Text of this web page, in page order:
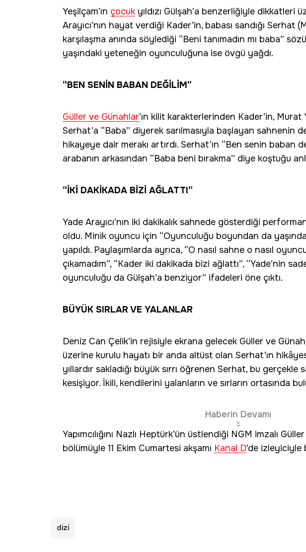
Yeşilçam’ın çocuk yıldızı Gülşah’a benzerliğiyle dikkatleri
Arayıcı’nın hayat verdiği Kader’in, babası sandığı Serhat
karşılaşma anında söylediği “Beni tanımadın mı baba”
yaşındaki yeteneğin oyunculuğuna ise övgü yağdı.
“BEN SENİN BABAN DEĞİLİM”
Güller ve Günahlar’ın kilit karakterlerinden Kader’in, Murat
Serhat’a “Baba” diyerek sarılmasıyla başlayan sahnenin
hikayeye dair merakı artırdı. Serhat’ın “Ben senin baban
arabanın arkasından “Baba beni bırakma” diye koştuğu
“İKİ DAKİKADA BİZİ AĞLATTI”
Yade Arayıcı’nın iki dakikalık sahnede gösterdiği
oldu. Minik oyuncu için “Oyunculuğu boyundan da
yapıldı. Paylaşımlarda ayrıca, “O nasıl sahne o nasıl
çıkamadım”, “Kader iki dakikada bizi ağlattı”, “Yade’nin
oyunculuğu da Gülşah’a benziyor” ifadeleri öne çıktı.
BÜYÜK SIRLAR VE YALANLAR
Deniz Can Çelik’in rejisiyle ekrana gelecek Güller ve
üzerine kurulu hayatı bir anda altüst olan Serhat’ın
yıllardır sakladığı büyük sırrı öğrenen Serhat, bu gerçekle
kesişiyor. İkili, kendilerini yalanların ve sırların ortasında
Haberin Devamı
Yapımcılığını Nazlı Heptürk’ün üstlendiği NGM imzalı
bölümüyle 11 Ekim Cumartesi akşamı Kanal D’de izleyiciyle
dizi